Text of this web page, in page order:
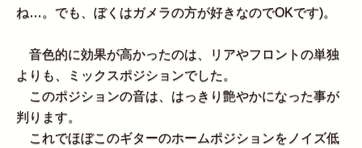
ね…。でも、ぼくはガメラの方が好きなのでOKです)。
音色的に効果が高かったのは、リアやフロントの単独
よりも、ミックスポジションでした。
このポジションの音は、はっきり艶やかになった事が
判ります。
これでほぼこのギターのホームポジションをノイズ低